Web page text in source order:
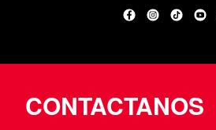
FacebookInstagram
CONTACTANOS